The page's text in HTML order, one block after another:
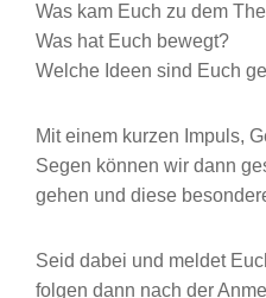
Was kam Euch zu dem
Was hat Euch bewegt?
Welche Ideen sind Euch
Mit einem kurzen Impuls,
Segen können wir dann
gehen und diese
Seid dabei und meldet
folgen dann nach der